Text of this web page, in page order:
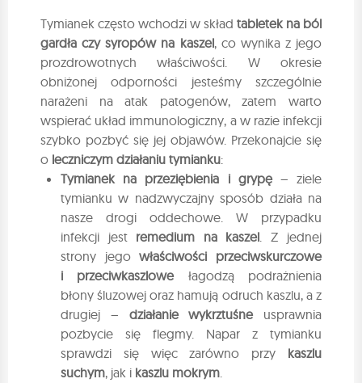
Tymianek często wchodzi w skład tabletek na ból
gardła czy syropów na kaszel, co wynika z jego
prozdrowotnych właściwości. W okresie
obniżonej odporności jesteśmy szczególnie
narażeni na atak patogenów, zatem warto
wspierać układ immunologiczny, a w razie infekcji
szybko pozbyć się jej objawów. Przekonajcie się
o leczniczym działaniu tymianku:
Tymianek na przeziębienia i grypę– ziele
tymianku w nadzwyczajny sposób działa na
nasze drogi oddechowe. W przypadku
infekcji jest remedium na kaszel. Z jednej
strony jegowłaściwości przeciwskurczowe
i przeciwkaszlowełagodzą podrażnienia
błony śluzowej oraz hamują odruch kaszlu, a z
drugiej – działanie wykrztuśneusprawnia
pozbycie się flegmy. Napar z tymianku
sprawdzi się więc zarówno przy kaszlu
suchym, jak i kaszlu mokrym.